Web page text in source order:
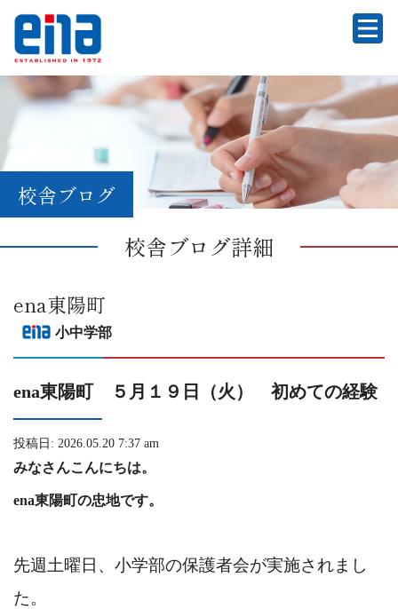
校舎ブログ
校舎ブログ詳細
ena東陽町
小中学部
ena東陽町 ５月１９日（火） 初めての経験
投稿日: 2026.05.20 7:37 am
みなさんこんにちは。
ena東陽町の忠地です。
先週土曜日、小学部の保護者会が実施されまし
た。